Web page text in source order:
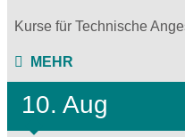
Kurse für Technische
MEHR
10. Aug